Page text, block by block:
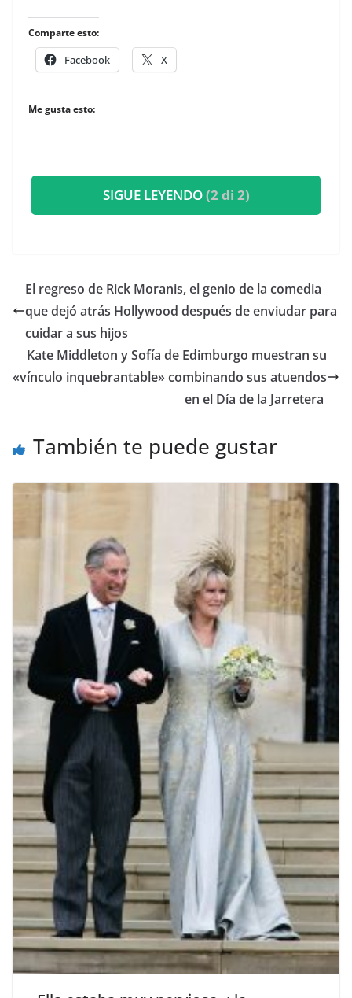
Comparte esto:
Facebook X
Me gusta esto:
SIGUE LEYENDO(2 di 2)
​El regreso de Rick Moranis, el genio de la comedia
que dejó atrás Hollywood después de enviudar para
cuidar a sus hijos
​Kate Middleton y Sofía de Edimburgo muestran su
«vínculo inquebrantable» combinando sus atuendos
en el Día de la Jarretera
También te puede gustar